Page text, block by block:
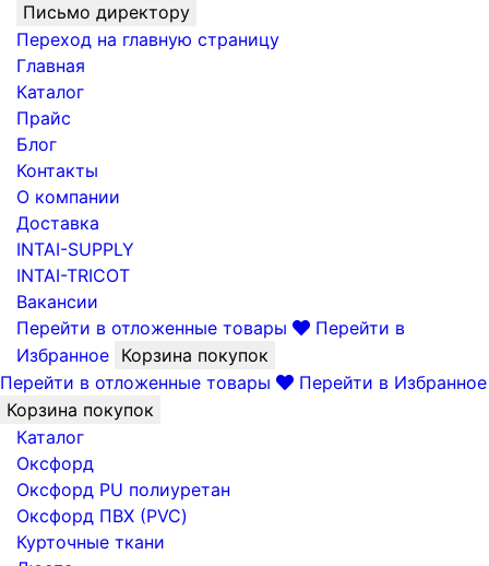
Письмо директору
Переход на главную страницу
Главная
Каталог
Прайс
Блог
Контакты
О компании
Доставка
INTAI-SUPPLY
INTAI-TRICOT
Вакансии
Перейти в отложенные товары
Перейти в
Избранное Корзина покупок
Перейти в отложенные товары
Перейти в Избранное
Корзина покупок
Каталог
Оксфорд
Оксфорд PU полиуретан
Оксфорд ПВХ (PVC)
Курточные ткани